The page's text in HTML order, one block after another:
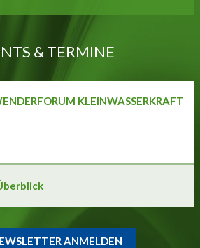
& TERMINE
KLEINWASSERKRAFT
ANMELDEN